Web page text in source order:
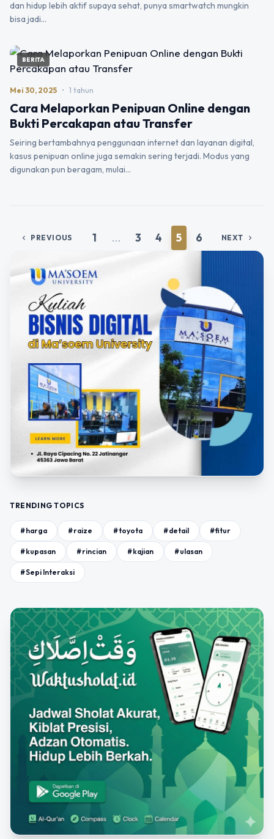
dan hidup lebih aktif supaya sehat, punya smartwatch mungkin
bisa jadi…
BERITA
Mei 30, 2025 • 1 tahun
Cara Melaporkan Penipuan Online dengan
Bukti Percakapan atau Transfer
Seiring bertambahnya penggunaan internet dan layanan digital,
kasus penipuan online juga semakin sering terjadi. Modus yang
digunakan pun beragam, mulai…
chevron_left PREVIOUS 1 ... 3 4 5 6 NEXT chevron_right
TRENDING TOPICS
#harga #raize #toyota #detail #fitur
#kupasan #rincian #kajian #ulasan
#Sepi Interaksi